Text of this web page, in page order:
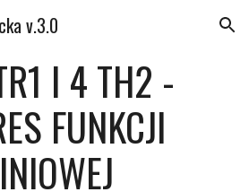
Skip to navigation
v.3.0
I 4 TH2 -
FUNKCJI